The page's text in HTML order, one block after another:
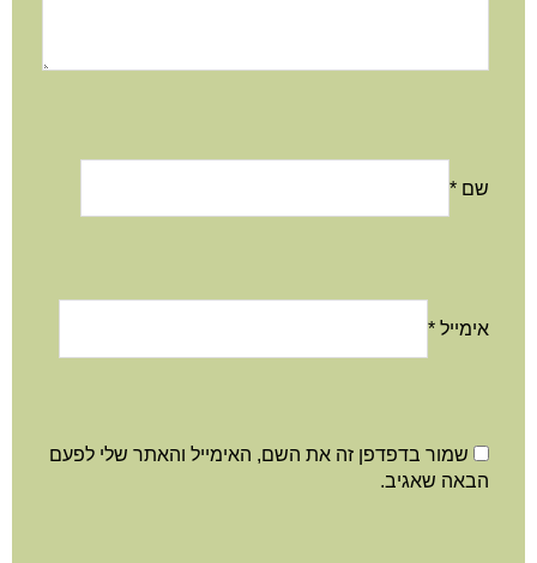
שם *
אימייל *
שמור בדפדפן זה את השם, האימייל והאתר שלי לפעם
הבאה שאגיב.